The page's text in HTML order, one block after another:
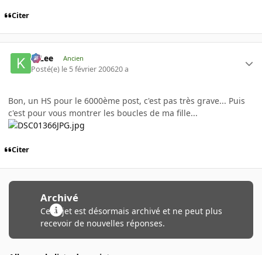
Citer
K-Lee Ancien
Posté(e) le 5 février 200620 a
Bon, un HS pour le 6000ème post, c'est pas très grave... Puis
c'est pour vous montrer les boucles de ma fille...
Citer
Archivé
Ce sujet est désormais archivé et ne peut plus
recevoir de nouvelles réponses.